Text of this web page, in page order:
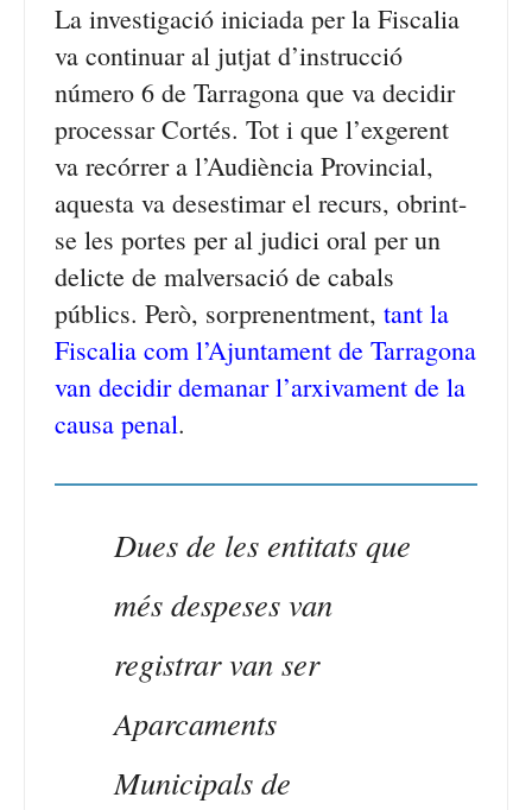
La investigació iniciada per la Fiscalia
va continuar al jutjat d’instrucció
número 6 de Tarragona que va decidir
processar Cortés. Tot i que l’exgerent
va recórrer a l’Audiència Provincial,
aquesta va desestimar el recurs, obrint-
se les portes per al judici oral per un
delicte de malversació de cabals
públics. Però, sorprenentment, tant la
Fiscalia com l’Ajuntament de Tarragona
van decidir demanar l’arxivament de la
causa penal.
Dues de les entitats que
més despeses van
registrar van ser
Aparcaments
Municipals de